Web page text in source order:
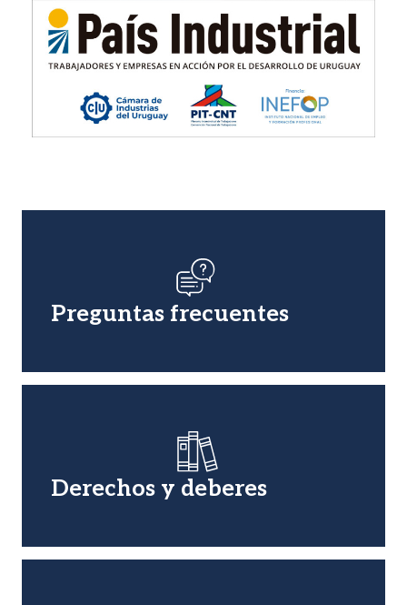
Preguntas frecuentes
Derechos y deberes